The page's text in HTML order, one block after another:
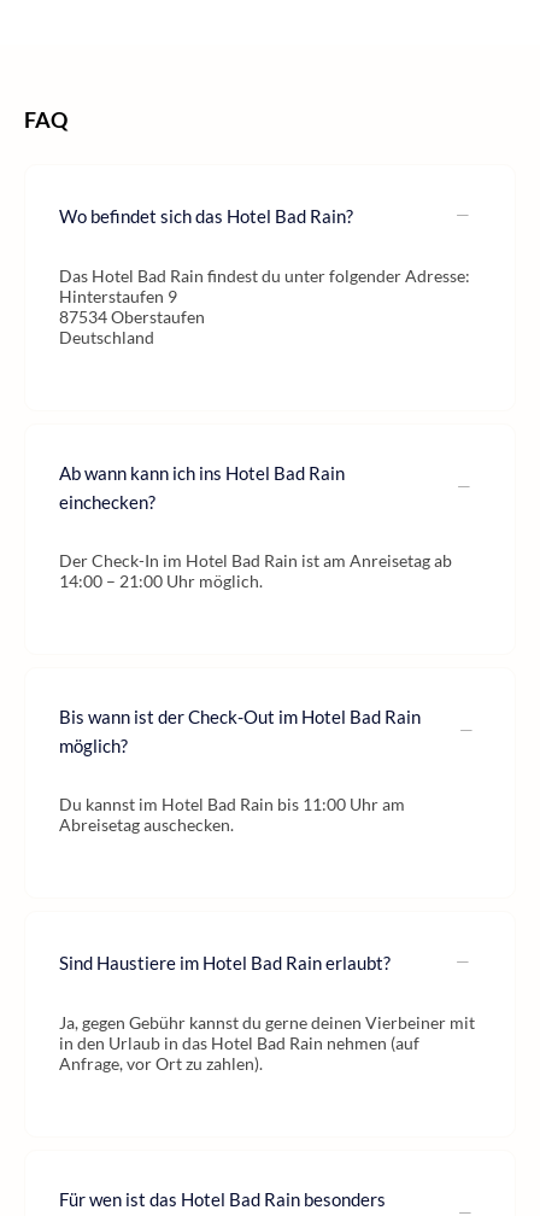
FAQ
Wo befindet sich das Hotel Bad Rain?
Das Hotel Bad Rain findest du unter folgender Adresse:
Hinterstaufen 9
87534 Oberstaufen
Deutschland
Ab wann kann ich ins Hotel Bad Rain
einchecken?
Der Check-In im Hotel Bad Rain ist am Anreisetag ab
14:00 – 21:00 Uhr möglich.
Bis wann ist der Check-Out im Hotel Bad Rain
möglich?
Du kannst im Hotel Bad Rain bis 11:00 Uhr am
Abreisetag auschecken.
Sind Haustiere im Hotel Bad Rain erlaubt?
Ja, gegen Gebühr kannst du gerne deinen Vierbeiner mit
in den Urlaub in das Hotel Bad Rain nehmen (auf
Anfrage, vor Ort zu zahlen).
Für wen ist das Hotel Bad Rain besonders